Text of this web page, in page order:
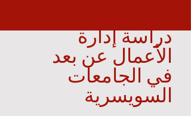
دراسة إدارة
الأعمال عن بعد
في الجامعات
السويسرية